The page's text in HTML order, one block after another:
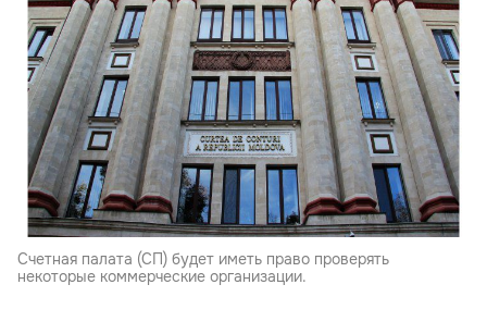
Счетная палата (СП) будет иметь право проверять
некоторые коммерческие организации.